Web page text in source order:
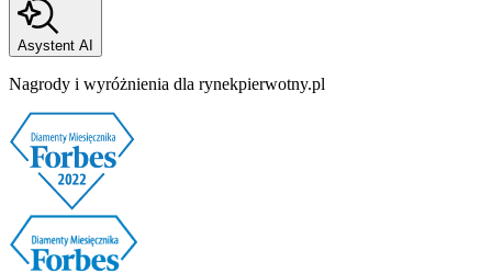
Asystent AI
Nagrody i wyróżnienia dla rynekpierwotny.pl